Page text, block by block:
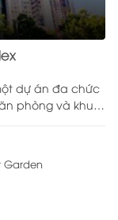
dự án đa chức
phòng và khu
giáp các
Vũ Trọng
bố trí tới 8 cổng
bảo việc di
Garden